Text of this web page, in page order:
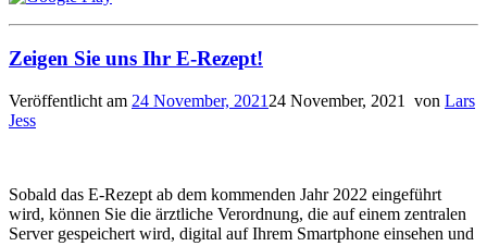
Zeigen Sie uns Ihr E-Rezept!
Veröffentlicht am 24 November, 2021 24 November, 2021 von Lars
Jess
Sobald das E-Rezept ab dem kommenden Jahr 2022 eingeführt
wird, können Sie die ärztliche Verordnung, die auf einem zentralen
Server gespeichert wird, digital auf Ihrem Smartphone einsehen und